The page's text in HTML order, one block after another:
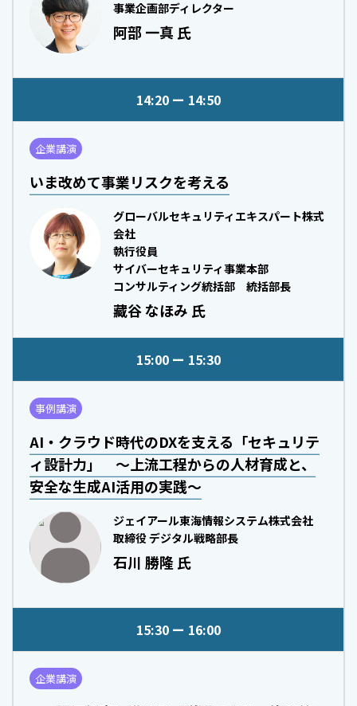
事業企画部ディレクター
阿部 一真 氏
14:20 14:50
企業講演
いま改めて事業リスクを考える
グローバルセキュリティエキスパート株式
会社
執行役員
サイバーセキュリティ事業本部
コンサルティング統括部 統括部長
藏谷 なほみ 氏
15:00 15:30
事例講演
AI・クラウド時代のDXを支える「セキュリテ
ィ設計力」 ～上流工程からの人材育成と、
安全な生成AI活用の実践～
ジェイアール東海情報システム株式会社
取締役 デジタル戦略部長
石川 勝隆 氏
15:30 16:00
企業講演